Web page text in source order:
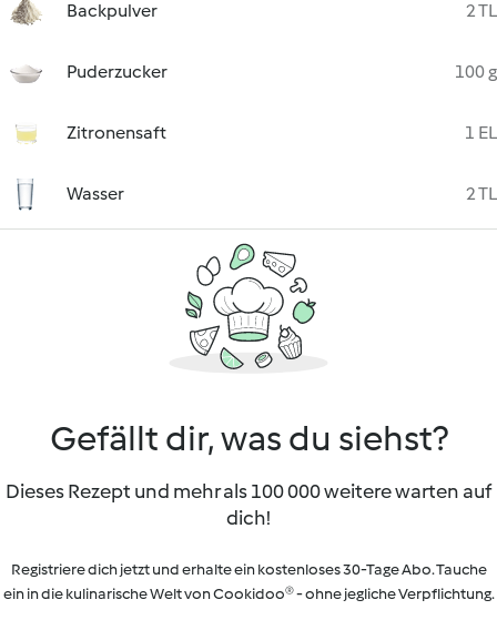
Backpulver 2 TL
Puderzucker 100 g
Zitronensaft 1 EL
Wasser 2 TL
Gefällt dir, was du siehst?
Dieses Rezept und mehr als 100 000 weitere warten auf
dich!
Registriere dich jetzt und erhalte ein kostenloses 30-Tage Abo. Tauche
ein in die kulinarische Welt von Cookidoo® - ohne jegliche Verpflichtung.